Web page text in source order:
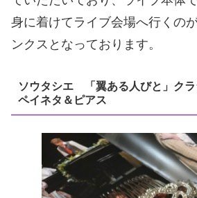
身に着けてライブ会場へ行くの
ンクスとなっております。
ソウタシエ 「翼ある人びと」ク
ペイネタ＆ピアス